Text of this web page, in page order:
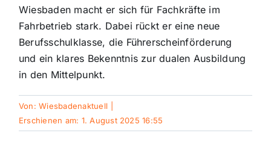
Panorama
Mein Stadtteil
Galerie
Verkehrsmeldungen
Wiesbaden macht er sich für Fachkräfte im
Fahrbetrieb stark. Dabei rückt er eine neue
Berufsschulklasse, die Führerscheinförderung
und ein klares Bekenntnis zur dualen Ausbildung
in den Mittelpunkt.
Von:Wiesbadenaktuell
Erschienen am: 1. August 2025 16:55